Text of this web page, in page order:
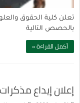
تعلن كلية الحقوق
بالحصص التالية
أكمل القراءة »
إعلان إيداع